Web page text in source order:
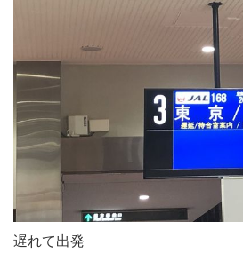
遅れて出発